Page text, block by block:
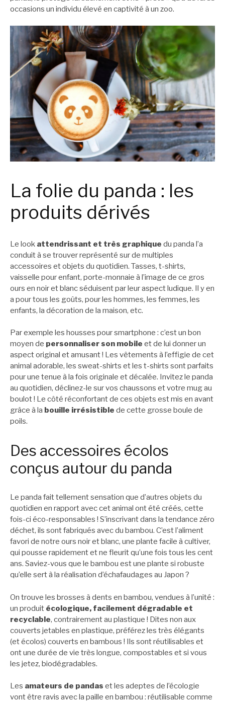
occasions un individu élevé en captivité à un zoo.
La folie du panda : les
produits dérivés
Le look attendrissant et très graphique du panda l’a
conduit à se trouver représenté sur de multiples
accessoires et objets du quotidien. Tasses, t-shirts,
vaisselle pour enfant, porte-monnaie à l’image de ce gros
ours en noir et blanc séduisent par leur aspect ludique. Il y en
a pour tous les goûts, pour les hommes, les femmes, les
enfants, la décoration de la maison, etc.
Par exemple les housses pour smartphone : c’est un bon
moyen de personnaliser son mobile et de lui donner un
aspect original et amusant ! Les vêtements à l’effigie de cet
animal adorable, les sweat-shirts et les t-shirts sont parfaits
pour une tenue à la fois originale et décalée. Invitez le panda
au quotidien, déclinez-le sur vos chaussons et votre mug au
boulot ! Le côté réconfortant de ces objets est mis en avant
grâce à la bouille irrésistible de cette grosse boule de
poils.
Des accessoires écolos
conçus autour du panda
Le panda fait tellement sensation que d’autres objets du
quotidien en rapport avec cet animal ont été créés, cette
fois-ci éco-responsables ! S’inscrivant dans la tendance zéro
déchet, ils sont fabriqués avec du bambou. C’est l’aliment
favori de notre ours noir et blanc, une plante facile à cultiver,
qui pousse rapidement et ne fleurit qu’une fois tous les cent
ans. Saviez-vous que le bambou est une plante si robuste
qu’elle sert à la réalisation d’échafaudages au Japon ?
On trouve les brosses à dents en bambou, vendues à l’unité :
un produit écologique, facilement dégradable et
recyclable, contrairement au plastique ! Dites non aux
couverts jetables en plastique, préférez les très élégants
(et écolos) couverts en bambous ! Ils sont réutilisables et
ont une durée de vie très longue, compostables et si vous
les jetez, biodégradables.
Les amateurs de pandas et les adeptes de l’écologie
vont être ravis avec la paille en bambou : réutilisable comme